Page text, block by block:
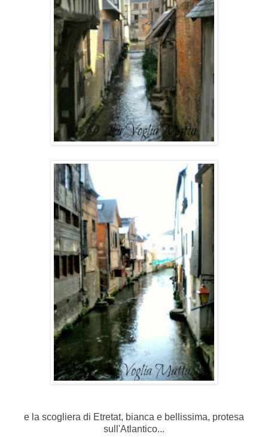
e la scogliera di Etretat, bianca e bellissima, protesa
sull'Atlantico...